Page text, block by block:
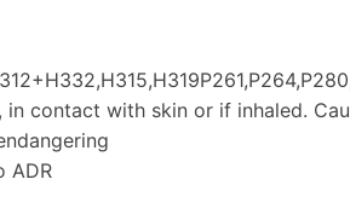
contact with skin or if inhaled.
ADR